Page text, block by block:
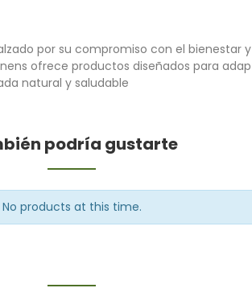
por su compromiso con el bienestar
ofrece productos diseñados para
natural y saludable
podría gustarte
No products at this time.